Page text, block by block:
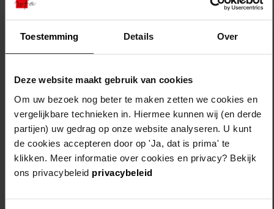
Toestemming Details Over
Deze website maakt gebruik van cookies
Om uw bezoek nog beter te maken zetten we cookies en
vergelijkbare technieken in. Hiermee kunnen wij (en derde
partijen) uw gedrag op onze website analyseren. U kunt
de cookies accepteren door op 'Ja, dat is prima' te
klikken. Meer informatie over cookies en privacy? Bekijk
ons privacybeleid privacybeleid
36
veranderen
kwastlaan
wognum
wognum,
jacob
8
plaatsen
dakkapel